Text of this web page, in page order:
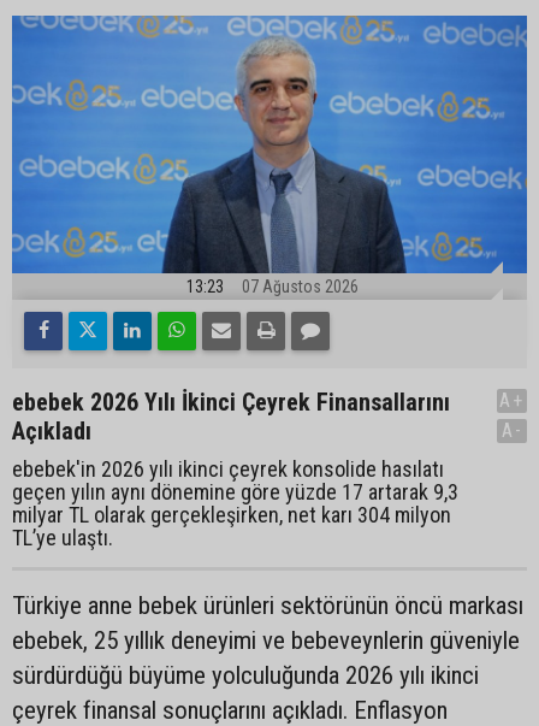
13:23 07 Ağustos 2026
ebebek 2026 Yılı İkinci Çeyrek Finansallarını
Açıkladı
ebebek'in 2026 yılı ikinci çeyrek konsolide hasılatı
geçen yılın aynı dönemine göre yüzde 17 artarak 9,3
milyar TL olarak gerçekleşirken, net karı 304 milyon
TL’ye ulaştı.
A+
A-
Türkiye anne bebek ürünleri sektörünün öncü markası
ebebek, 25 yıllık deneyimi ve bebeveynlerin güveniyle
sürdürdüğü büyüme yolculuğunda 2026 yılı ikinci
çeyrek finansal sonuçlarını açıkladı. Enflasyon